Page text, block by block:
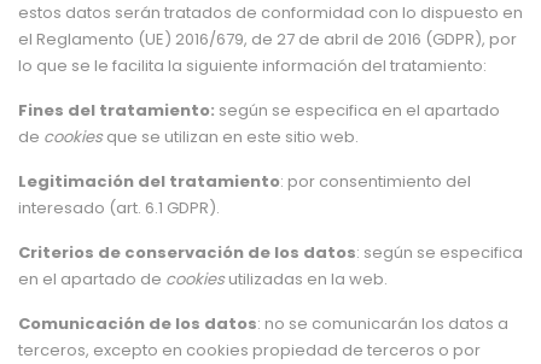
estos datos serán tratados de conformidad con lo dispuesto en
el Reglamento (UE) 2016/679, de 27 de abril de 2016 (GDPR), por
lo que se le facilita la siguiente información del tratamiento:
Fines del tratamiento: según se especifica en el apartado
de cookiesque se utilizan en este sitio web.
Legitimación del tratamiento: por consentimiento del
interesado (art. 6.1 GDPR).
Criterios de conservación de los datos: según se especifica
en el apartado de cookiesutilizadas en la web.
Comunicación de los datos: no se comunicarán los datos a
terceros, excepto en cookies propiedad de terceros o por